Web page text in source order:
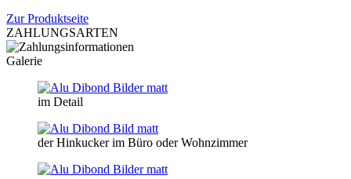
Zur Produktseite
ZAHLUNGSARTEN
Galerie
im Detail
der Hinkucker im Büro oder Wohnzimmer